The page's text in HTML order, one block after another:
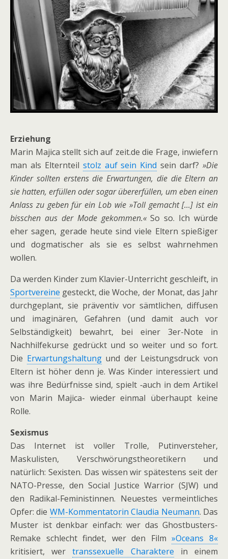
Erziehung
Marin Majica stellt sich auf zeit.de die Frage, inwiefern
man als Elternteil stolz auf sein Kind sein darf?»Die
Kinder sollten erstens die Erwartungen, die die Eltern an
sie hatten, erfüllen oder sogar übererfüllen, um eben einen
Anlass zu geben für ein Lob wie »Toll gemacht [...] ist ein
bisschen aus der Mode gekommen.«So so. Ich würde
eher sagen, gerade heute sind viele Eltern spießiger
und dogmatischer als sie es selbst wahrnehmen
wollen.
Da werden Kinder zum Klavier-Unterricht geschleift, in
Sportvereine gesteckt, die Woche, der Monat, das Jahr
durchgeplant, sie präventiv vor sämtlichen, diffusen
und imaginären, Gefahren (und damit auch vor
Selbständigkeit) bewahrt, bei einer 3er-Note in
Nachhilfekurse gedrückt und so weiter und so fort.
Die Erwartungshaltungund der Leistungsdruck von
Eltern ist höher denn je. Was Kinder interessiert und
was ihre Bedürfnisse sind, spielt ‑auch in dem Artikel
von Marin Majica- wieder einmal überhaupt keine
Rolle.
Sexismus
Das Internet ist voller Trolle, Putinversteher,
Maskulisten, Verschwörungstheoretikern und
natürlich: Sexisten. Das wissen wir spätestens seit der
NATO-Presse, den Social Justice Warrior (SJW) und
den Radikal-Feministinnen. Neuestes vermeintliches
Opfer: die WM-Kommentatorin Claudia Neumann. Das
Muster ist denkbar einfach: wer das Ghostbusters-
Remake schlecht findet, wer den Film»Oceans 8«
kritisiert, wertranssexuelle Charaktere in einem